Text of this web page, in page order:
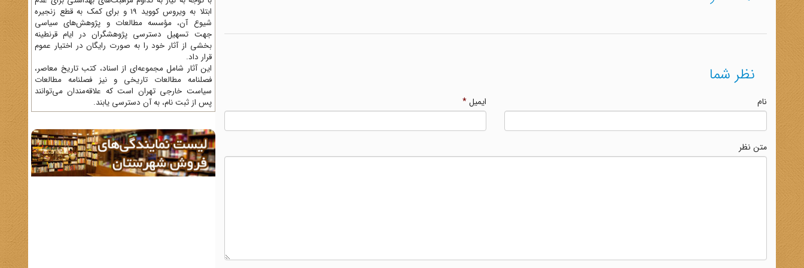
نظر شما
نام ایمیل*
متن نظر
ابتلا به ویروس کووید 19 و برای کمک به قطع زنجیره
شیوع آن، مؤسسه مطالعات و پژوهش‌های سیاسی
جهت تسهیل دسترسی پژوهشگران در ایام قرنطینه
بخشی از آثار خود را به صورت رایگان در اختیار عموم
قرار داد.
این آثار شامل مجموعه‌ای از اسناد، کتب تاریخ معاصر،
فصلنامه‌ مطالعات تاریخی و نیز فصلنامه مطالعات
سیاست خارجی تهران است که علاقه‌مندان می‌توانند
پس از ثبت نام، به آن دسترسی یابند.